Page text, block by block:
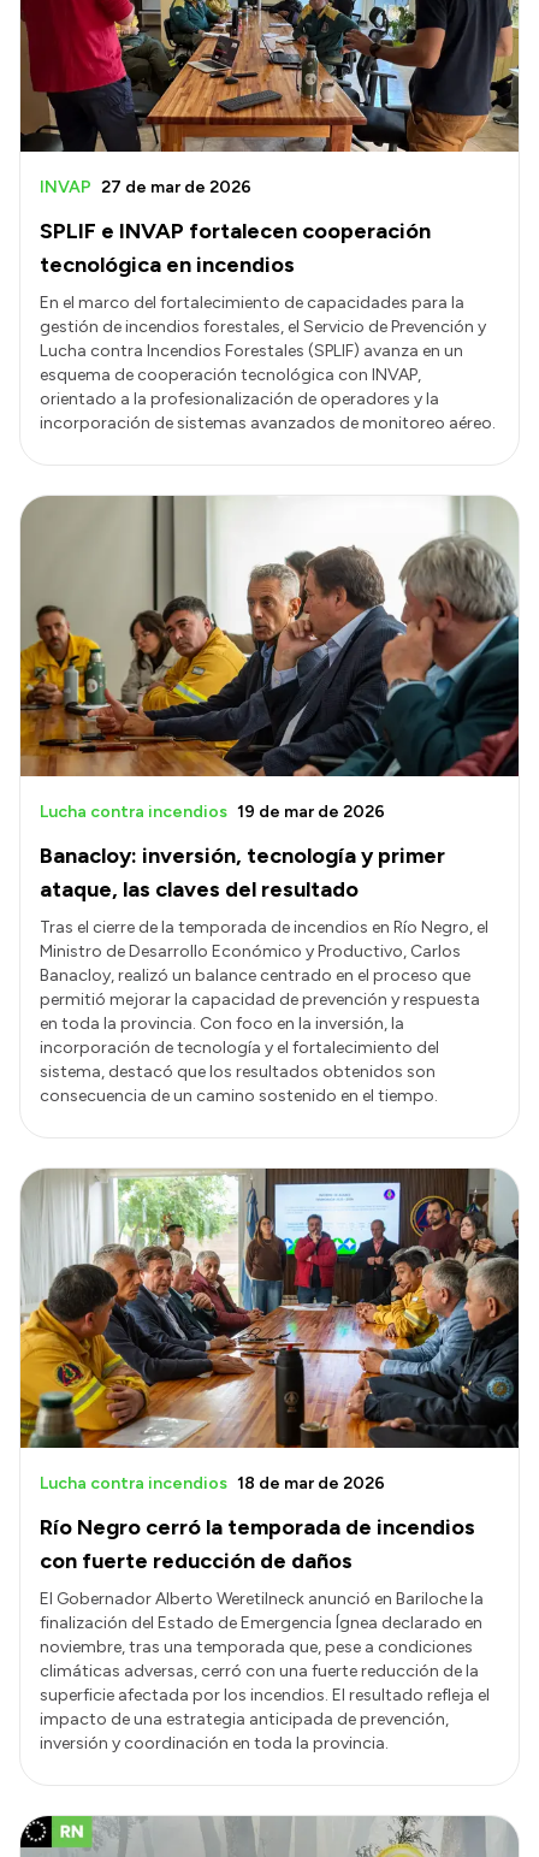
SPLIF e INVAP fortalecen cooperación
tecnológica en incendios
INVAP 27 de mar de 2026
En el marco del fortalecimiento de capacidades para la
gestión de incendios forestales, el Servicio de Prevención y
Lucha contra Incendios Forestales (SPLIF) avanza en un
esquema de cooperación tecnológica con INVAP,
orientado a la profesionalización de operadores y la
incorporación de sistemas avanzados de monitoreo aéreo.
Banacloy: inversión, tecnología y primer
ataque, las claves del resultado
Lucha contra incendios 19 de mar de 2026
Tras el cierre de la temporada de incendios en Río Negro, el
Ministro de Desarrollo Económico y Productivo, Carlos
Banacloy, realizó un balance centrado en el proceso que
permitió mejorar la capacidad de prevención y respuesta
en toda la provincia. Con foco en la inversión, la
incorporación de tecnología y el fortalecimiento del
sistema, destacó que los resultados obtenidos son
consecuencia de un camino sostenido en el tiempo.
Río Negro cerró la temporada de incendios
con fuerte reducción de daños
Lucha contra incendios 18 de mar de 2026
El Gobernador Alberto Weretilneck anunció en Bariloche la
finalización del Estado de Emergencia Ígnea declarado en
noviembre, tras una temporada que, pese a condiciones
climáticas adversas, cerró con una fuerte reducción de la
superficie afectada por los incendios. El resultado refleja el
impacto de una estrategia anticipada de prevención,
inversión y coordinación en toda la provincia.